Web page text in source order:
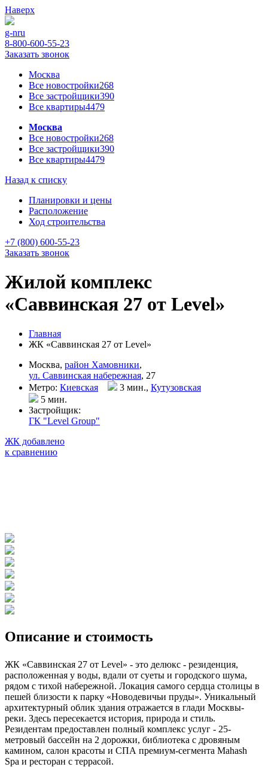
Наверх
g-nru
8-800-600-55-23
Заказать звонок
Москва
Все новостройки268
Все застройщики390
Все квартиры4479
Москва
Все новостройки268
Все застройщики390
Все квартиры4479
Назад к списку
Планировки и цены
Расположение
Ход строительства
+7 (800) 600-55-23
Заказать звонок
Жилой комплекс
«Саввинская 27 от Level»
Главная
ЖК «Саввинская 27 от Level»
Москва, район Хамовники,
ул. Саввинская набережная, 27
Метро: Киевская 3 мин., Кутузовская
5 мин.
Застройщик:
ГК "Level Group"
ЖК добавлено
к сравнению
Описание и стоимость
ЖК «Саввинская 27 от Level» - это делюкс - резиденция,
расположенная у воды, вдали от суеты и городского шума,
рядом с тихой набережной. Локация самого сердца столицы в
пешей близости к парку «Новодевичьи пруды». Уникальный
архитектурный облик здания отражается в глади Москвы-
реки. Здесь пересекается история, природа и стиль.
Резидентам предоставлен полный комплекс услуг - 25-
метровый бассейн на 2 дорожки, библиотека с дровяным
камином, салон красоты и СПА премиум-сегмента Mahash
Spa и ресторан с террасой.